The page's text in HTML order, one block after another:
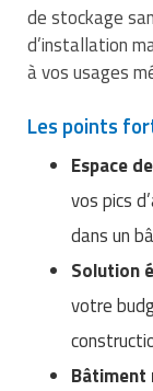
Tuyau renforcé
Jeu gymnique
Loisirs
Matériel de
Matériel de
Vêtement
Réchaud
Réfrigérateur
Robinetterie
Rôtisserie
Sautause
Table de
Tables de
de stockage
d’installation
à vos usages
Les points
Espace
vos pics
dans un
Solution
votre